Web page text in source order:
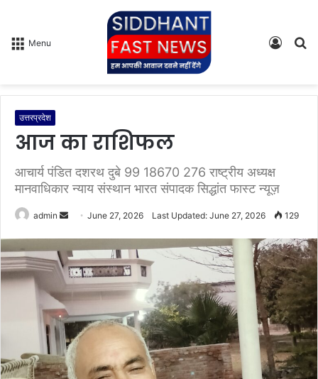
Menu
Log
उत्तरप्रदेश
आज का राशिफल
आचार्य पंडित दशरथ दुबे 99 18670 276 राष्ट्रीय अध्यक्ष
मानवाधिकार न्याय संस्थान भारत संपादक सिद्धांत फास्ट न्यूज़
admin
n
d
a
n
e
a
June 27, 2026 Last Updated: June 27, 2026 129